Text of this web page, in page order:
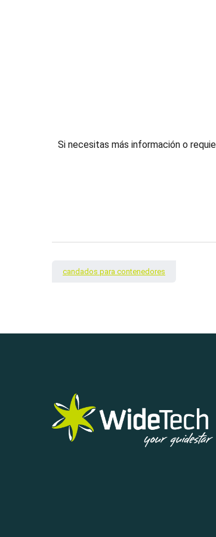
Si necesitas más información o
candados para contenedores